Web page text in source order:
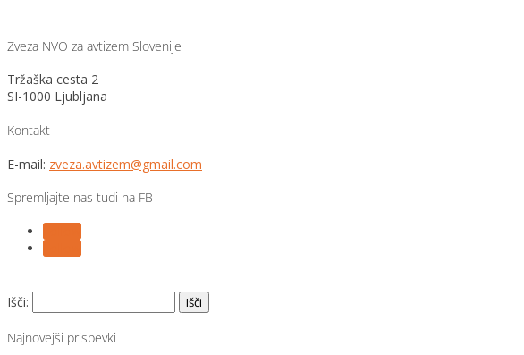
Zveza NVO za avtizem Slovenije
Tržaška cesta 2
SI-1000 Ljubljana
Kontakt
E-mail: zveza.avtizem@gmail.com
Spremljajte nas tudi na FB
Išči:
Najnovejši prispevki